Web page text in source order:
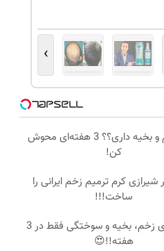
›
جای زخم و بخیه داری؟؟ 3 هفته‌ای محوش
کن!
شیرازی کرم ترمیم زخم ایرانی را
ساخت!!!
ترمیم جای زخم، بخیه و سوختگی فقط در 3
هفته!!😍